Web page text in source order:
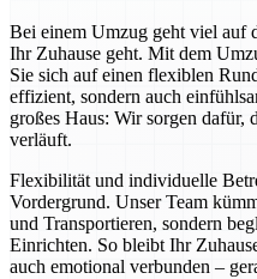
Bei einem Umzug geht viel auf
Ihr Zuhause geht. Mit dem
Sie sich auf einen flexiblen
effizient, sondern auch
großes Haus: Wir sorgen dafür,
verläuft.
Flexibilität und individuelle
Vordergrund. Unser Team
und Transportieren, sondern
Einrichten. So bleibt Ihr
auch emotional verbunden –